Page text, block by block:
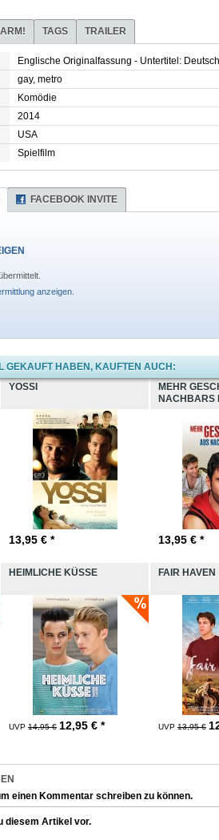
TAGS TRAILER
Englische Originalfassung - Untertitel:
gay, metro
Komödie
2014
USA
Spielfilm
FACEBOOK INVITE
anzeigen.
GEKAUFT HABEN, KAUFTEN AUCH:
YOSSI
13,95 € *
MEHR
NACHBARS
13,95 € *
HEIMLICHE KÜSSE
UVP 14,95 € 12,95 € *
FAIR HAVEN
UVP 13,95 €
einen Kommentar schreiben zu können.
diesem Artikel vor.